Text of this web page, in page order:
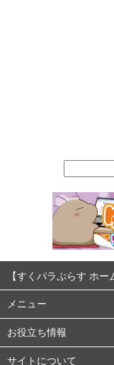
メニュー
お役立ち情報
【すくパラぷらす ホー
サイトについて